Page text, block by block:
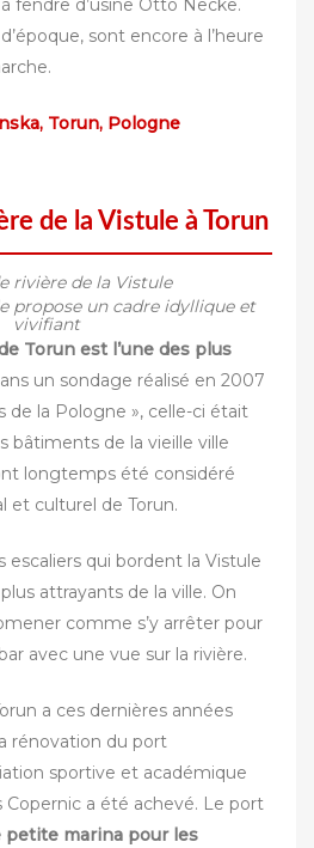
fendre d’usine Otto Necke.
sont encore à l’heure
Torun, Pologne
de la Vistule à Torun
propose un cadre idyllique et
vivifiant
Torun est l’une des plus
un sondage réalisé en 2007
de la Pologne », celle-ci était
bâtiments de la vieille ville
longtemps été considéré
culturel de Torun.
escaliers qui bordent la Vistule
attrayants de la ville. On
comme s’y arrêter pour
avec une vue sur la rivière.
a ces dernières années
rénovation du port
sportive et académique
Copernic a été achevé. Le port
petite marina pour les